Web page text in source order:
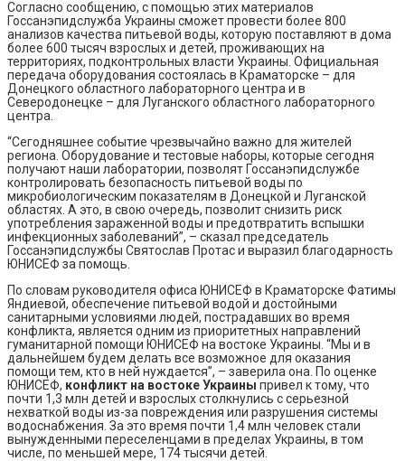
Согласно сообщению, с помощью этих материалов
Госсанэпидслужба Украины сможет провести более 800
анализов качества питьевой воды, которую поставляют в дома
более 600 тысяч взрослых и детей, проживающих на
территориях, подконтрольных власти Украины. Официальная
передача оборудования состоялась в Краматорске – для
Донецкого областного лабораторного центра и в
Северодонецке – для Луганского областного лабораторного
центра.
“Сегодняшнее событие чрезвычайно важно для жителей
региона. Оборудование и тестовые наборы, которые сегодня
получают наши лаборатории, позволят Госсанэпидслужбе
контролировать безопасность питьевой воды по
микробиологическим показателям в Донецкой и Луганской
областях. А это, в свою очередь, позволит снизить риск
употребления зараженной воды и предотвратить вспышки
инфекционных заболеваний”, – сказал председатель
Госсанэпидслужбы Святослав Протас и выразил благодарность
ЮНИСЕФ за помощь.
По словам руководителя офиса ЮНИСЕФ в Краматорске Фатимы
Яндиевой, обеспечение питьевой водой и достойными
санитарными условиями людей, пострадавших во время
конфликта, является одним из приоритетных направлений
гуманитарной помощи ЮНИСЕФ на востоке Украины. “Мы и в
дальнейшем будем делать все возможное для оказания
помощи тем, кто в ней нуждается”, – заверила она. По оценке
ЮНИСЕФ, конфликт на востоке Украины привел к тому, что
почти 1,3 млн детей и взрослых столкнулись с серьезной
нехваткой воды из-за повреждения или разрушения системы
водоснабжения. За это время почти 1,4 млн человек стали
вынужденными переселенцами в пределах Украины, в том
числе, по меньшей мере, 174 тысячи детей.